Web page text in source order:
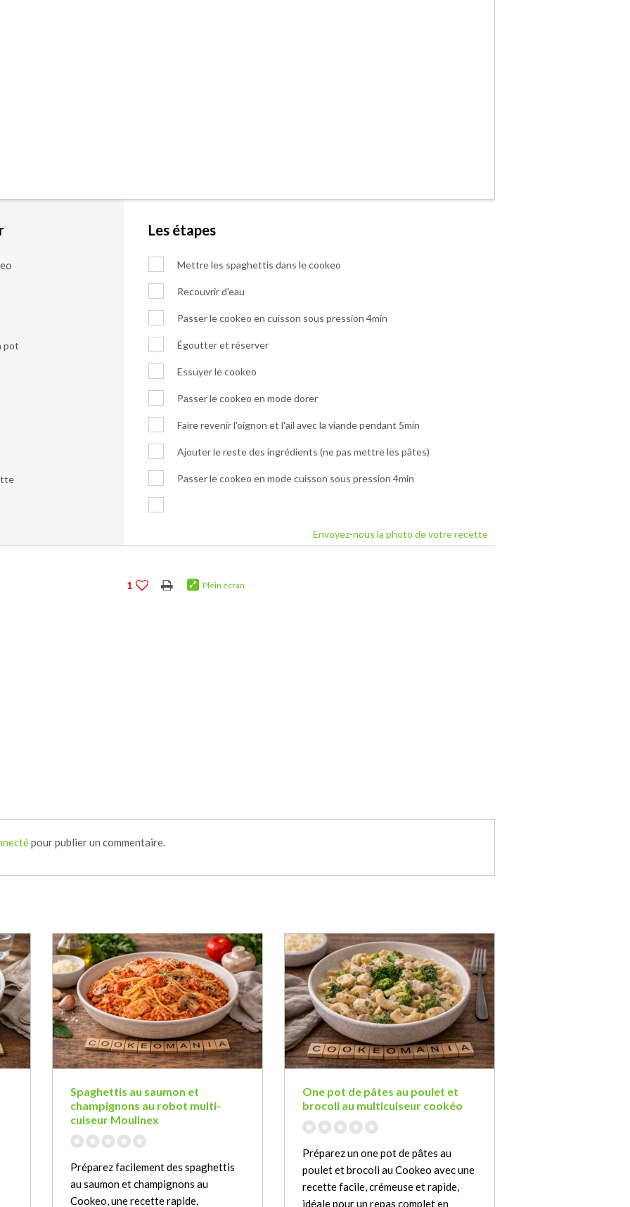
pot
Les étapes
Mettre les spaghettis dans le cookeo
Recouvrir d'eau
Passer le cookeo en cuisson sous pression 4min
Égoutter et réserver
Essuyer le cookeo
Passer le cookeo en mode dorer
Faire revenir l'oignon et l'ail avec la viande pendant 5min
Ajouter le reste des ingrédients (ne pas mettre les pâtes)
Passer le cookeo en mode cuisson sous pression 4min
Envoyez-nous la photo de votre recette
1 Plein écran
pour publier un commentaire.
Spaghettis au saumon et
champignons au robot multi-
cuiseur Moulinex
Préparez facilement des spaghettis
au saumon et champignons au
Cookeo, une recette rapide,
One pot de pâtes au poulet et
brocoli au multicuiseur cookéo
Préparez un one pot de pâtes au
poulet et brocoli au Cookeo avec une
recette facile, crémeuse et rapide,
idéale pour un repas complet en